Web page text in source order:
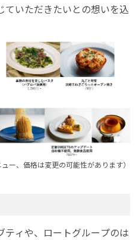
ていただきたいとの想いを込
ー、価格は変更の可能性があります）
ティや、ロートグループのは